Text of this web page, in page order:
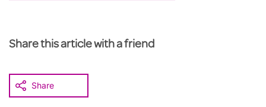
Share this article with a friend
Share